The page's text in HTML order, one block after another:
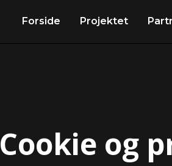
Forside Projektet
Cookie og